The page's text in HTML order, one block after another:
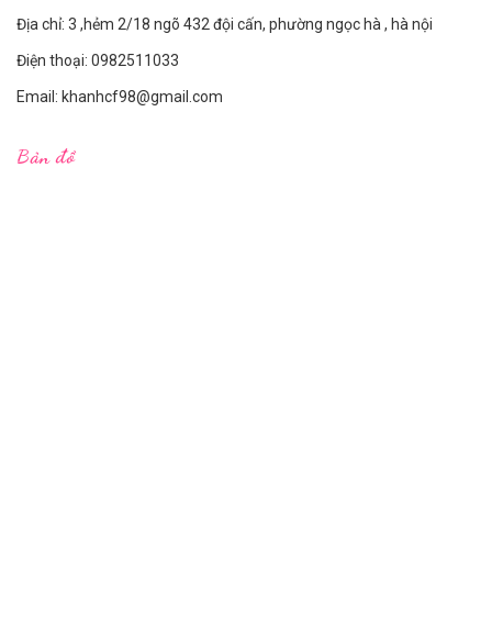
Địa chỉ: 3 ,hẻm 2/18 ngõ 432 đội cấn, phường ngọc hà , hà nội
Điện thoại: 0982511033
Email: khanhcf98@gmail.com
Bản đồ